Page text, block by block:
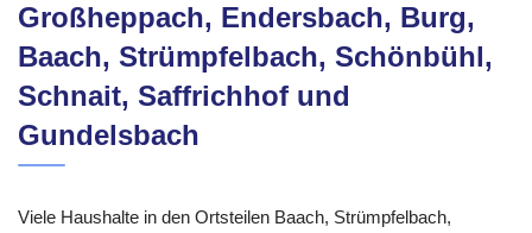
Großheppach, Endersbach, Burg,
Baach, Strümpfelbach, Schönbühl,
Schnait, Saffrichhof und
Gundelsbach
Viele Haushalte in den Ortsteilen Baach, Strümpfelbach,